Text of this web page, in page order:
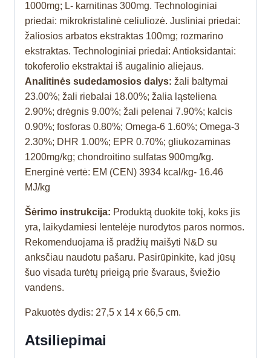
1000mg; L- karnitinas 300mg. Technologiniai
priedai: mikrokristalinė celiuliozė. Jusliniai priedai:
žaliosios arbatos ekstraktas 100mg; rozmarino
ekstraktas. Technologiniai priedai: Antioksidantai:
tokoferolio ekstraktai iš augalinio aliejaus.
Analitinės sudedamosios dalys: žali baltymai
23.00%; žali riebalai 18.00%; žalia ląsteliena
2.90%; drėgnis 9.00%; žali pelenai 7.90%; kalcis
0.90%; fosforas 0.80%; Omega-6 1.60%; Omega-3
2.30%; DHR 1.00%; EPR 0.70%; gliukozaminas
1200mg/kg; chondroitino sulfatas 900mg/kg.
Energinė vertė: EM (CEN) 3934 kcal/kg- 16.46
MJ/kg
Šėrimo instrukcija: Produktą duokite tokį, koks jis
yra, laikydamiesi lentelėje nurodytos paros normos.
Rekomenduojama iš pradžių maišyti N&D su
anksčiau naudotu pašaru. Pasirūpinkite, kad jūsų
šuo visada turėtų prieigą prie švaraus, šviežio
vandens.
Pakuotės dydis: 27,5 x 14 x 66,5 cm.
Atsiliepimai